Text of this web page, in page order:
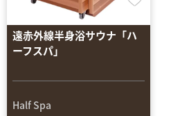
遠赤外線半身浴サウナ「ハ
ーフスパ」
Half Spa